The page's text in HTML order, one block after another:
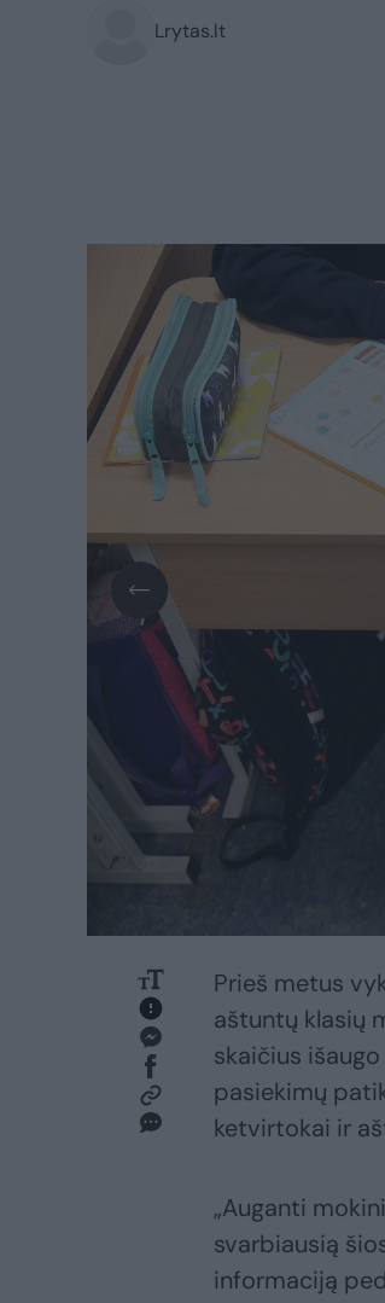
Lrytas.lt
Prieš metus
aštuntų klasių
skaičius
pasiekimų
ketvirtokai ir
„Auganti
svarbiausią
informaciją